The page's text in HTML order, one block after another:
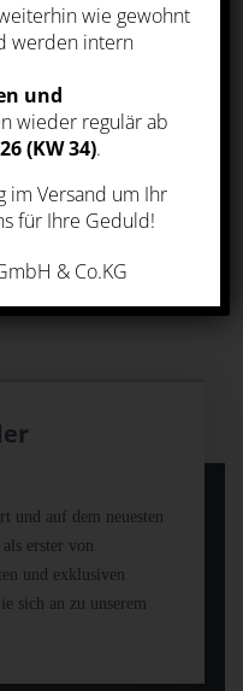
und auf dem neuesten
erster von
und exklusiven
sich an zu unserem
wie gewohnt
werden intern
und
wieder regulär ab
(KW 34).
im Versand um Ihr
für Ihre Geduld!
& Co.KG